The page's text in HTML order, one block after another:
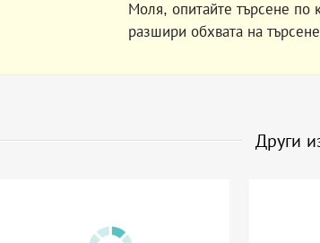
Моля, опитайте търсене по
разшири обхвата на
Други